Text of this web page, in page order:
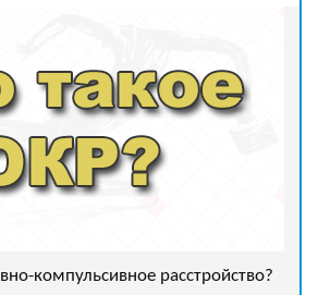
компульсивное расстройство?